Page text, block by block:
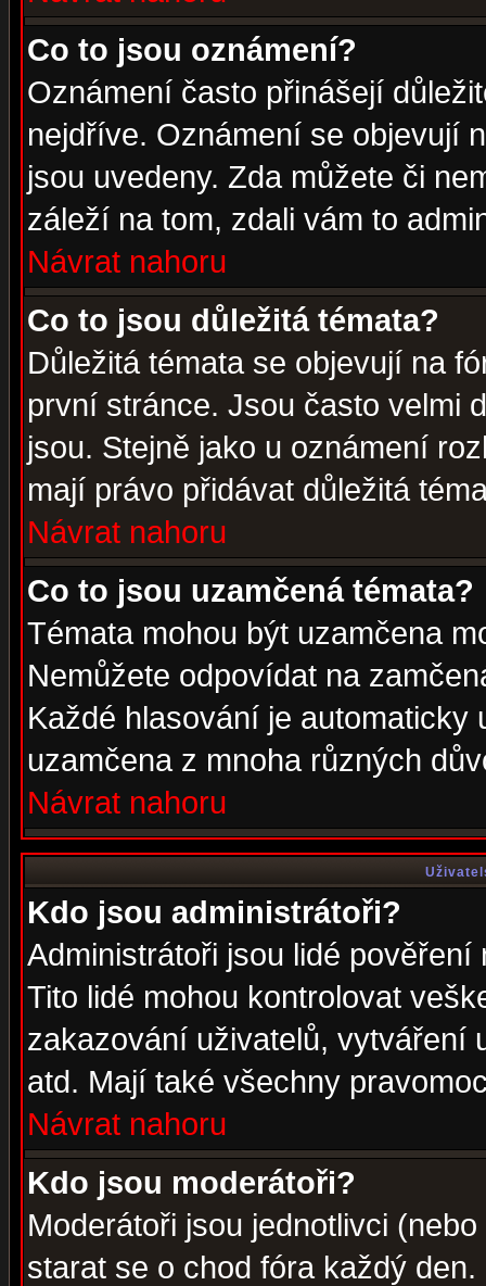
Co to jsou oznámení?
Oznámení často přinášejí
nejdříve. Oznámení se objevují
jsou uvedeny. Zda můžete či
záleží na tom, zdali vám to
Návrat nahoru
Co to jsou důležitá témata?
Důležitá témata se objevují na
první stránce. Jsou často velmi
jsou. Stejně jako u oznámení
mají právo přidávat důležitá
Návrat nahoru
Co to jsou uzamčená témata?
Témata mohou být uzamčena
Nemůžete odpovídat na
Každé hlasování je automaticky
uzamčena z mnoha různých
Návrat nahoru
Kdo jsou administrátoři?
Administrátoři jsou lidé
Tito lidé mohou kontrolovat
zakazování uživatelů, vytváření
atd. Mají také všechny
Návrat nahoru
Kdo jsou moderátoři?
Moderátoři jsou jednotlivci
starat se o chod fóra každý